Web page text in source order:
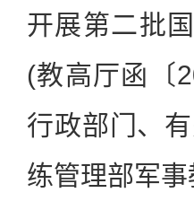
开展第二批
(教高厅函〔
行政部门、
练管理部军